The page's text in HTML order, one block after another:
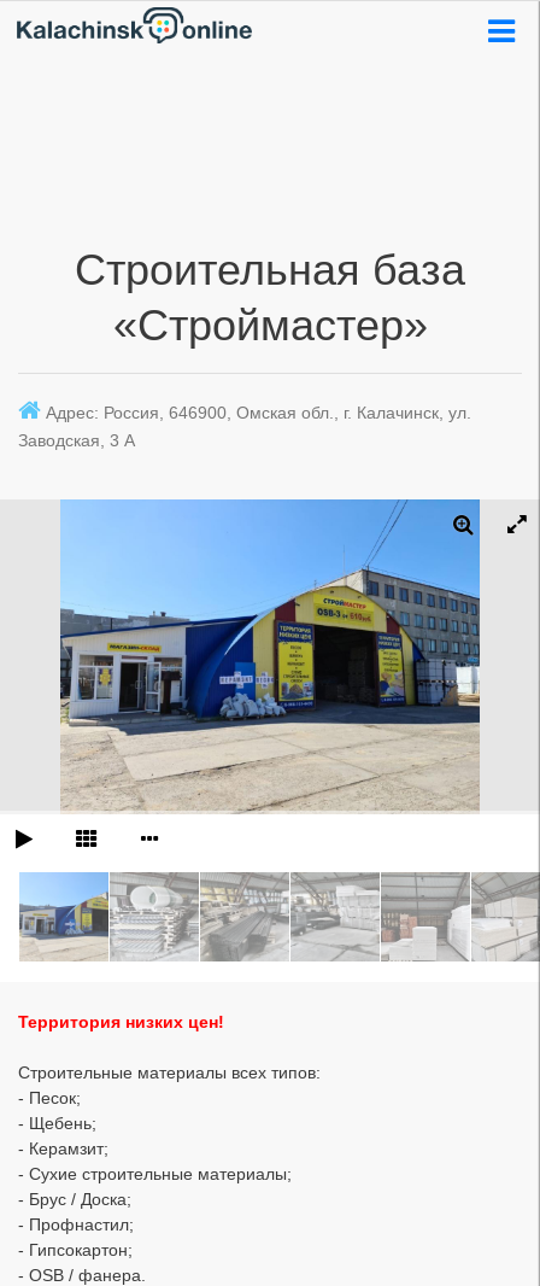
Строительная база
«Строймастер»
Адрес: Россия, 646900, Омская обл., г. Калачинск, ул.
Заводская, 3 А
Территория низких цен!
Строительные материалы всех типов:
- Песок;
- Щебень;
- Керамзит;
- Сухие строительные материалы;
- Брус / Доска;
- Профнастил;
- Гипсокартон;
- OSB / фанера.